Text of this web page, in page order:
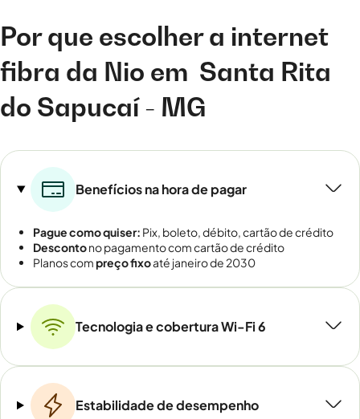
Por que escolher a internet
fibra da Nio em Santa Rita
do Sapucaí - MG
Benefícios na hora de pagar
Pague como quiser: Pix, boleto, débito, cartão de crédito
Descontono pagamento com cartão de crédito
Planos compreço fixoaté janeiro de 2030
Tecnologia e cobertura Wi-Fi 6
Estabilidade de desempenho